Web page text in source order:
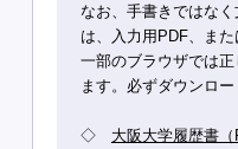
なお、手書きではな
は、入力用PDF、また
一部のブラウザでは
ます。必ずダウンロ
◇ 大阪大学履歴書（